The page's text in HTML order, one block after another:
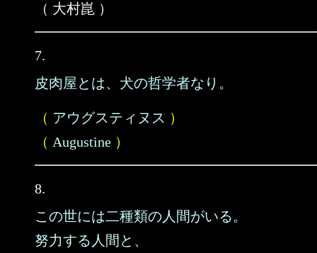
（ 大村崑 ）
7.
皮肉屋とは、犬の哲学者なり。
（ アウグスティヌス ）
（ Augustine ）
8.
この世には二種類の人間がいる。
努力する人間と、